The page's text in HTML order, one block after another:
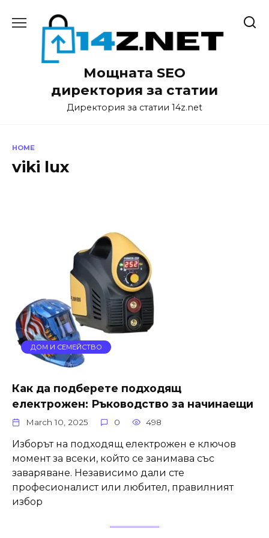
Мощната SEO
директория за статии
Директория за статии 14z.net
HOME
viki lux
ДОМ И СЕМЕЙСТВО
Как да подберете подходящ
електрожен: Ръководство за начинаещи
March 10, 2025 0 498
Изборът на подходящ електрожен е ключов
момент за всеки, който се занимава със
заваряване. Независимо дали сте
професионалист или любител, правилният
избор